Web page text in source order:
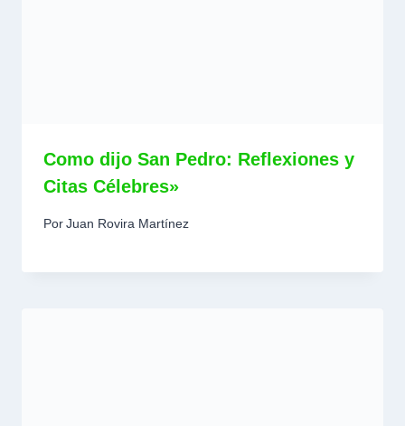
Como dijo San Pedro: Reflexiones y
Citas Célebres»
PorJuan Rovira Martínez